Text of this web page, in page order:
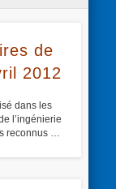
de
2012
dans les
l’ingénierie
reconnus …